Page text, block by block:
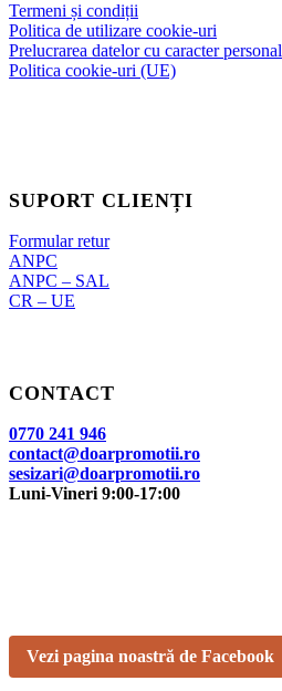
Termeni și condiții
Politica de utilizare cookie-uri
Prelucrarea datelor cu caracter personal
Politica cookie-uri (UE)
SUPORT CLIENȚI
Formular retur
ANPC
ANPC – SAL
CR – UE
CONTACT
0770 241 946
contact@doarpromotii.ro
sesizari@doarpromotii.ro
Luni-Vineri 9:00-17:00
Vezi pagina noastră de Facebook